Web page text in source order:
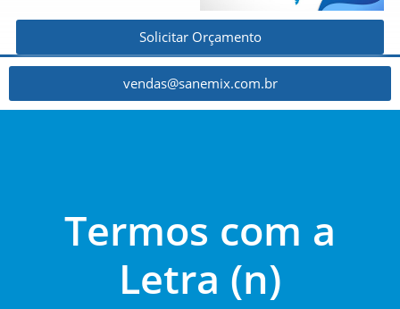
Solicitar Orçamento
vendas@sanemix.com.br
Termos com a
Letra (n)